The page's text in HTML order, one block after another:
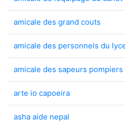
amicale des grand couts
amicale des personnels du
amicale des sapeurs
arte io capoeira
asha aide nepal